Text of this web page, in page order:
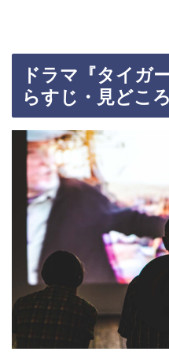
ドラマ『タイガ
らすじ・見どこ